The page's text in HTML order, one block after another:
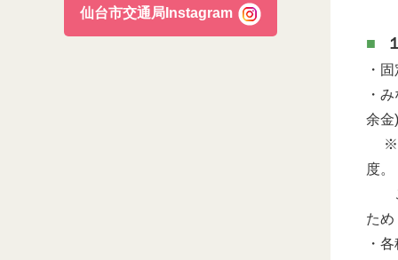
・
・
余金
※
度。
こ
た
・
仙台市交通局Instagram